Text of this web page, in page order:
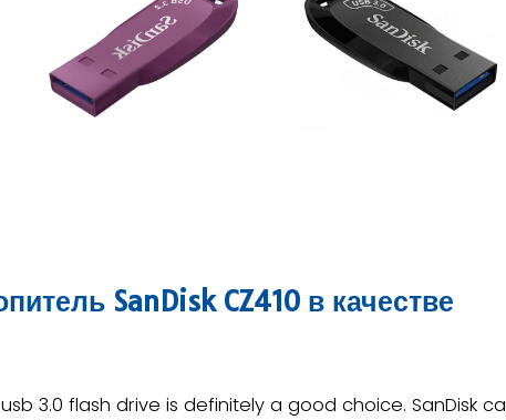
SanDisk CZ410 в качестве
3.0 flash drive is definitely a good choice. SanDisk